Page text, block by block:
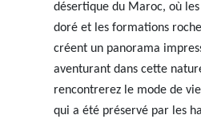
désertique du Maroc, où
doré et les formations
créent un panorama
aventurant dans cette
rencontrerez le mode de
qui a été préservé par les